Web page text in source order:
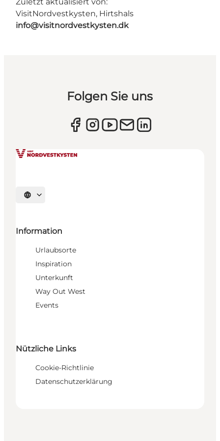
VisitNordvestkysten, Hirtshals
info@visitnordvestkysten.dk
Folgen Sie uns
Sprache auswählen
Information
Urlaubsorte
Inspiration
Unterkunft
Way Out West
Events
Nützliche Links
Cookie-Richtlinie
Datenschutzerklärung